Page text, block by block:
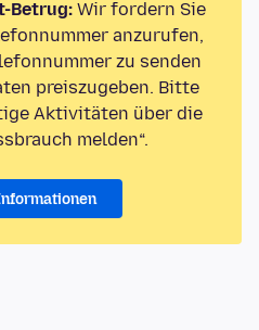
Betrug: Wir fordern Sie
anzurufen,
zu senden
preiszugeben. Bitte
Aktivitäten über die
melden“.